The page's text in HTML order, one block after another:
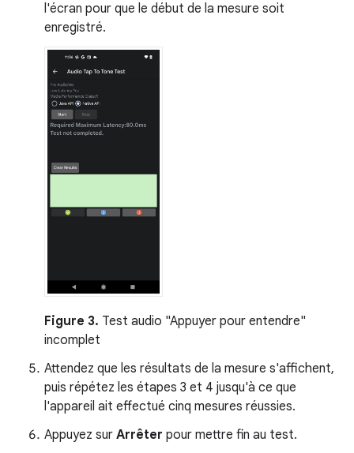
l'écran pour que le début de la mesure soit
enregistré.
Figure 3. Test audio "Appuyer pour entendre"
incomplet
Attendez que les résultats de la mesure s'affichent,
puis répétez les étapes 3 et 4 jusqu'à ce que
l'appareil ait effectué cinq mesures réussies.
Appuyez sur Arrêter pour mettre fin au test.